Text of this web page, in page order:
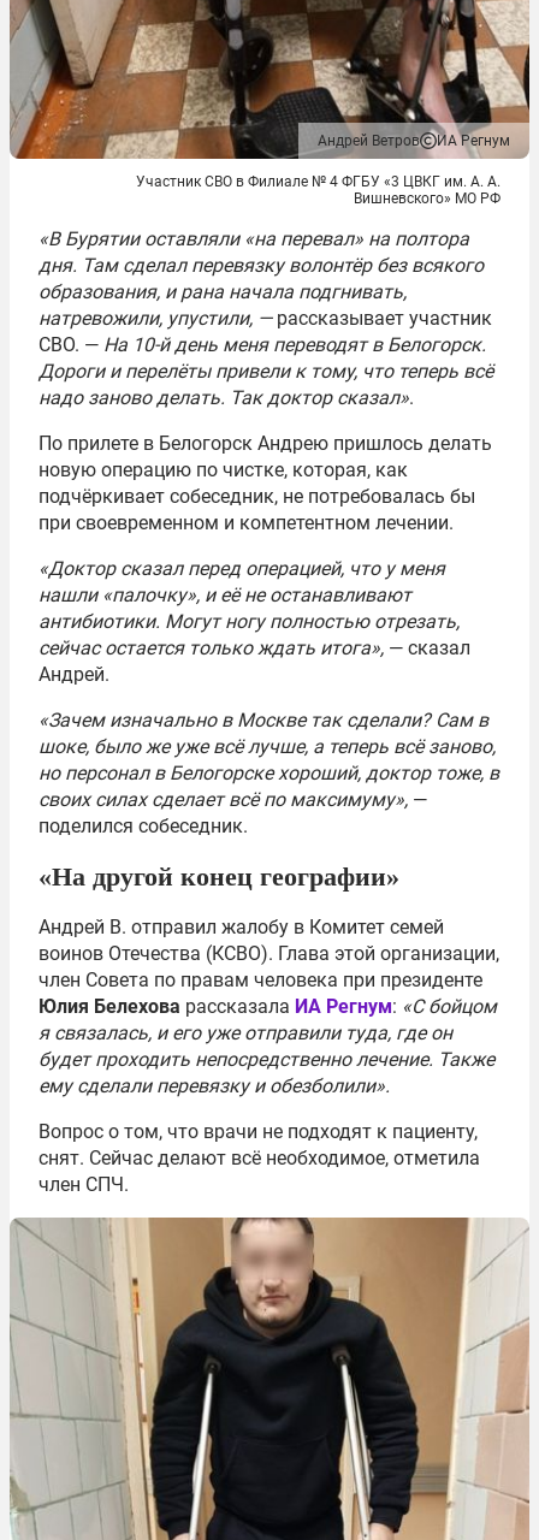
Андрей Ветров ИА Регнум
Участник СВО в Филиале № 4 ФГБУ «3 ЦВКГ им. А. А.
Вишневского» МО РФ
«В Бурятии оставляли «на перевал» на полтора
дня. Там сделал перевязку волонтёр без всякого
образования, и рана начала подгнивать,
натревожили, упустили, — рассказывает участник
СВО. — На 10-й день меня переводят в Белогорск.
Дороги и перелёты привели к тому, что теперь всё
надо заново делать. Так доктор сказал».
По прилете в Белогорск Андрею пришлось делать
новую операцию по чистке, которая, как
подчёркивает собеседник, не потребовалась бы
при своевременном и компетентном лечении.
«Доктор сказал перед операцией, что у меня
нашли «палочку», и её не останавливают
антибиотики. Могут ногу полностью отрезать,
сейчас остается только ждать итога», — сказал
Андрей.
«Зачем изначально в Москве так сделали? Сам в
шоке, было же уже всё лучше, а теперь всё заново,
но персонал в Белогорске хороший, доктор тоже, в
своих силах сделает всё по максимуму», —
поделился собеседник.
«На другой конец географии»
Андрей В. отправил жалобу в Комитет семей
воинов Отечества (КСВО). Глава этой организации,
член Совета по правам человека при президенте
Юлия Белехова рассказала ИА Регнум: «С бойцом
я связалась, и его уже отправили туда, где он
будет проходить непосредственно лечение. Также
ему сделали перевязку и обезболили».
Вопрос о том, что врачи не подходят к пациенту,
снят. Сейчас делают всё необходимое, отметила
член СПЧ.